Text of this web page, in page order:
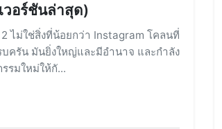
วอร์ชันล่าสุด)
ไม่ใช่สิ่งที่น้อยกว่า Instagram โคลนที่
บครัน มันยิ่งใหญ่และมีอำนาจ และกำลัง
รมใหม่ให้กั...